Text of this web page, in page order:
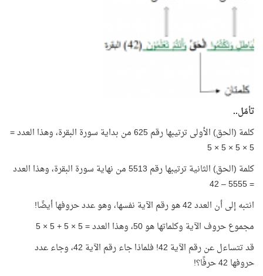
تأمّل..
كلمة (الحق) الأولى ترتيبها رقم 625 من بداية سورة البقرة، وهذا العدد =
5 × 5 × 5 × 5
كلمة (الحق) الثانية ترتيبها رقم 5513 من نهاية سورة البقرة، وهذا العدد
= 5555 – 42
انتبه إلى أن العدد 42 هو رقم الآية نفسها، وهو عدد حروفها أيضًا!
مجموع حروف الآية وكلماتها هو 50، وهذا العدد = 5 × 5 + 5 × 5
قد تتساءل عن رقم الآية 42! فلماذا جاء رقم الآية 42، وجاء عدد
حروفها 42 حرفًا؟!